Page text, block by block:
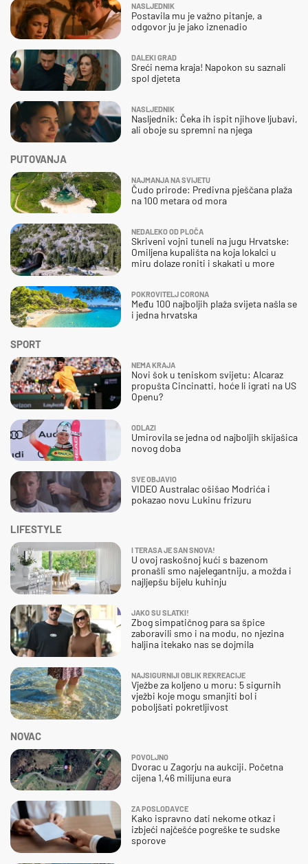
SPORT
NEMA KRAJA
Novi šok u teniskom svijetu: Alcaraz
propušta Cincinatti, hoće li igrati na US
Openu?
ODLAZI
Umirovila se jedna od najboljih skijašica
novog doba
SVE OBJAVIO
VIDEO Australac ošišao Modrića i
pokazao novu Lukinu frizuru
NASLJEDNIK
Postavila mu je važno pitanje, a
odgovor ju je jako iznenadio
DALEKI GRAD
Sreći nema kraja! Napokon su saznali
spol djeteta
NASLJEDNIK
Nasljednik: Čeka ih ispit njihove ljubavi,
ali oboje su spremni na njega
PUTOVANJA
NAJMANJA NA SVIJETU
Čudo prirode: Predivna pješčana plaža
na 100 metara od mora
NEDALEKO OD PLOČA
Skriveni vojni tuneli na jugu Hrvatske:
Omiljena kupališta na koja lokalci u
miru dolaze roniti i skakati u more
POKROVITELJ CORONA
Među 100 najboljih plaža svijeta našla se
i jedna hrvatska
NOVAC
POVOLJNO
Dvorac u Zagorju na aukciji. Početna
cijena 1,46 milijuna eura
ZA POSLODAVCE
Kako ispravno dati nekome otkaz i
izbjeći najčešće pogreške te sudske
sporove
LIFESTYLE
I TERASA JE SAN SNOVA!
U ovoj raskošnoj kući s bazenom
pronašli smo najelegantniju, a možda i
najljepšu bijelu kuhinju
JAKO SU SLATKI!
Zbog simpatičnog para sa špice
zaboravili smo i na modu, no njezina
haljina itekako nas se dojmila
NAJSIGURNIJI OBLIK REKREACIJE
Vježbe za koljeno u moru: 5 sigurnih
vježbi koje mogu smanjiti bol i
poboljšati pokretljivost